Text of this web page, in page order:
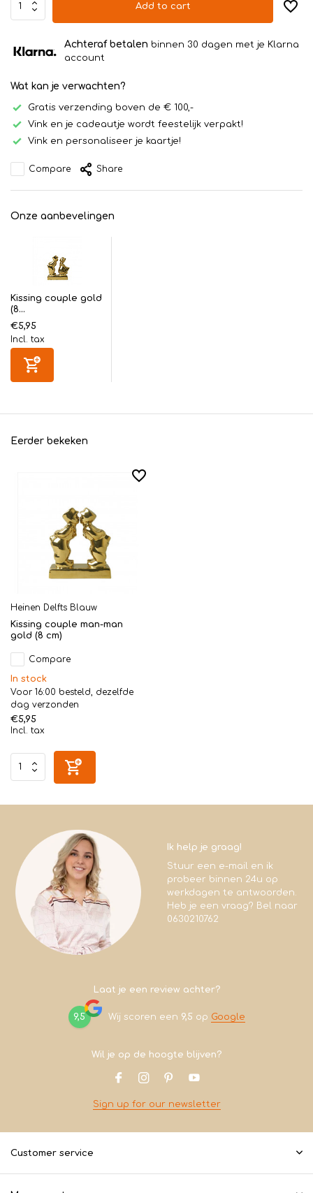
Add to cart
Achteraf betalen binnen 30 dagen met je Klarna
account
Wat kan je verwachten?
Gratis verzending boven de € 100,-
Vink en je cadeautje wordt feestelijk verpakt!
Vink en personaliseer je kaartje!
Compare Share
Onze aanbevelingen
Kissing couple gold
(8...
€5,95
Incl. tax
Eerder bekeken
Heinen Delfts Blauw
Kissing couple man-man
gold (8 cm)
Compare
In stock
Voor 16:00 besteld, dezelfde
dag verzonden
€5,95
Incl. tax
Ik help je graag!
Stuur een e-mail en ik
probeer binnen 24u op
werkdagen te antwoorden.
Heb je een vraag? Bel naar
0630210762
Laat je een review achter?
9,5 Wij scoren een 9,5 op Google
Wil je op de hoogte blijven?
Sign up for our newsletter
Customer service